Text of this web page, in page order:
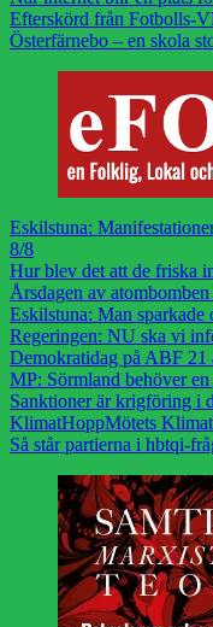
Efterskörd från Fotbolls-
Österfärnebo – en skola
Eskilstuna:
8/8
Hur blev det att de friska
Årsdagen av
Eskilstuna: Man sparkade
Regeringen: NU ska vi
Demokratidag på ABF 21
MP: Sörmland behöver
Sanktioner är krigföring i
KlimatHoppMötets
Så står partierna i hbtqi-